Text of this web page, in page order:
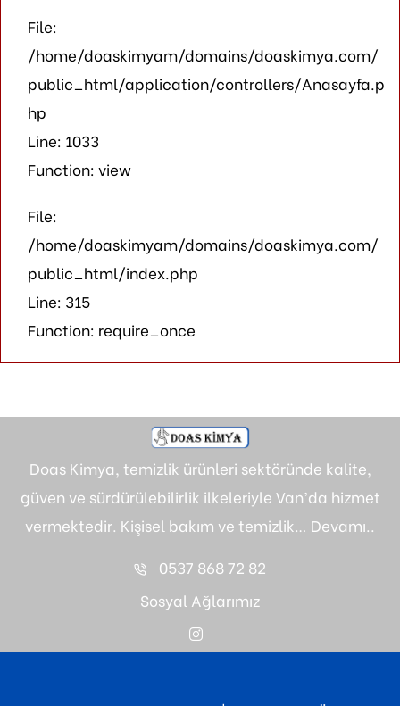
File:
/home/doaskimyam/domains/doaskimya.com/
public_html/application/controllers/Anasayfa.p
hp
Line: 1033
Function: view
File:
/home/doaskimyam/domains/doaskimya.com/
public_html/index.php
Line: 315
Function: require_once
Doas Kimya, temizlik ürünleri sektöründe kalite,
güven ve sürdürülebilirlik ilkeleriyle Van’da hizmet
vermektedir. Kişisel bakım ve temizlik… Devamı..
0537 868 72 82
Sosyal Ağlarımız